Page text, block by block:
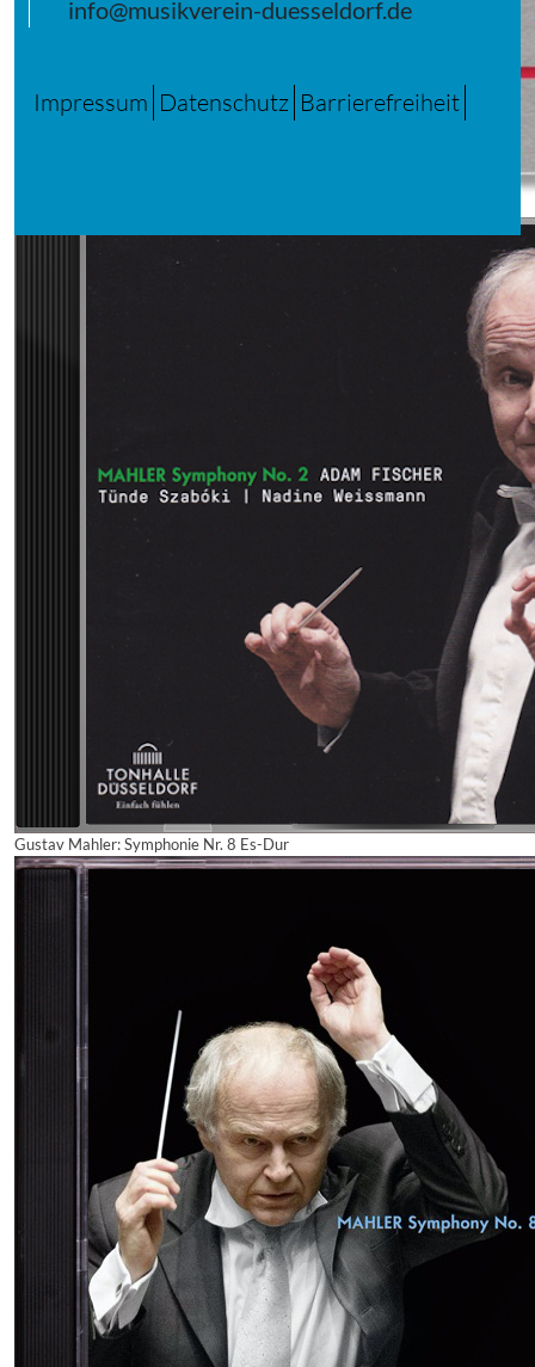
Gustav Mahler: Symphonie Nr. 8 Es-Dur
info@musikverein-duesseldorf.de
Impressum Datenschutz Barrierefreiheit